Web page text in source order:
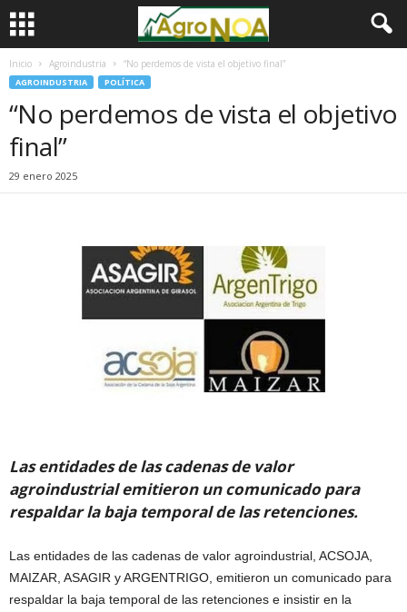
Inicio Agroindustria “No perdemos de vista el objetivo final”
AGROINDUSTRIA POLÍTICA
“No perdemos de vista el objetivo
final”
29 enero 2025
Las entidades de las cadenas de valor
agroindustrial emitieron un comunicado para
respaldar la baja temporal de las retenciones.
Las entidades de las cadenas de valor agroindustrial, ACSOJA,
MAIZAR, ASAGIR y ARGENTRIGO, emitieron un comunicado para
respaldar la baja temporal de las retenciones e insistir en la